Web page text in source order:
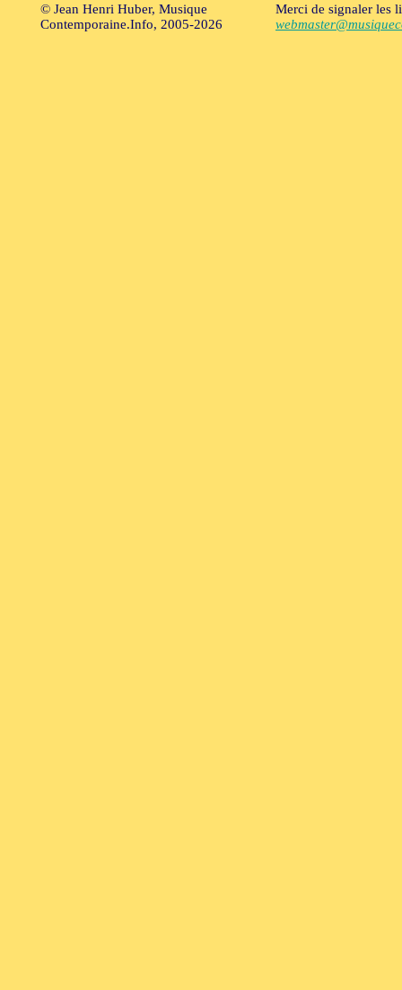
© Jean Henri Huber, Musique
Contemporaine.Info, 2005-2026
Merci de signaler les